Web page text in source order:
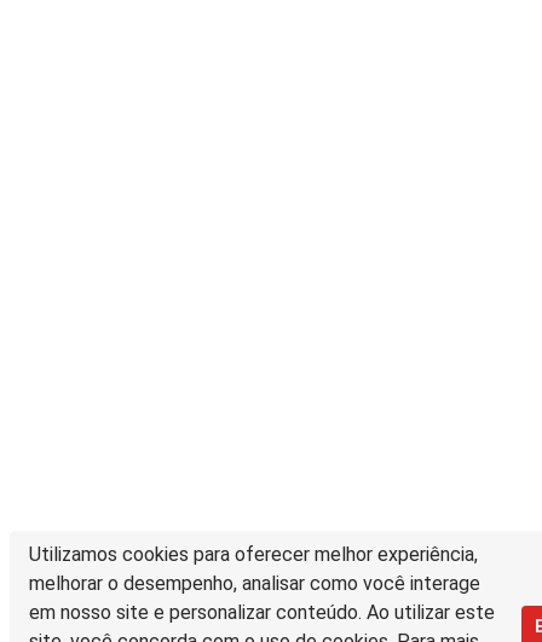
Utilizamos cookies para oferecer melhor experiência,
melhorar o desempenho, analisar como você interage
em nosso site e personalizar conteúdo. Ao utilizar este